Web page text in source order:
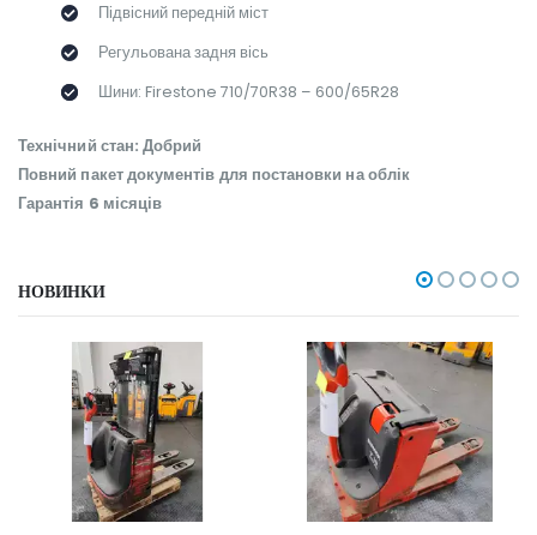
Підвісний передній міст
Регульована задня вісь
Шини: Firestone 710/70R38 – 600/65R28
Технічний стан: Добрий
Повний пакет документів для постановки на облік
Гарантія 6 місяців
НОВИНКИ